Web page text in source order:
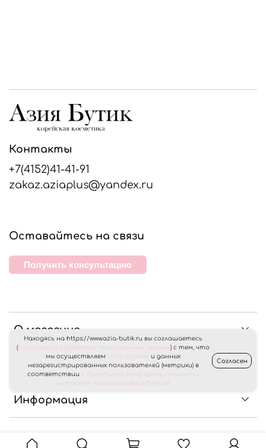
О магазине
Клиентам
Информация
Контакты
+7(4152)41-41-91
zakaz.aziaplus@yandex.ru
Оставайтесь на связи
Получить консультацию
Находясь на https://www.azia-butik.ru вы соглашаетесь
(согласие на обработку персональных данных) с тем, что
мы осуществляем сбор cookies и данных
незарегистрированных пользователей (метрики) в
соответствии с политикой конфиденциальности
интернет магазина «Азия Бутик»
Согласен